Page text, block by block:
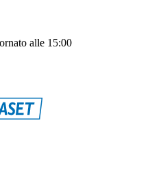
alle 15:00